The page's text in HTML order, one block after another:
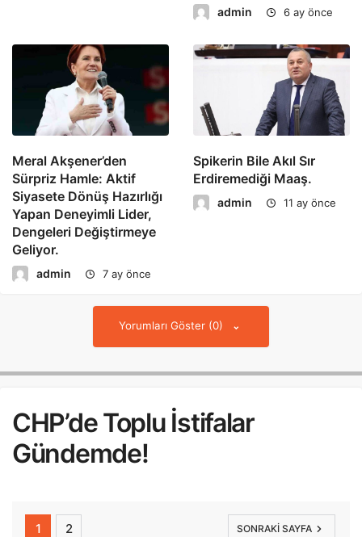
admin 6 ay önce
Meral Akşener’den
Sürpriz Hamle: Aktif
Siyasete Dönüş Hazırlığı
Yapan Deneyimli Lider,
Dengeleri Değiştirmeye
Geliyor.
admin 7 ay önce
Spikerin Bile Akıl Sır
Erdiremediği Maaş.
admin 11 ay önce
Yorumları Göster (0)
CHP’de Toplu İstifalar
Gündemde!
1 2 SONRAKI SAYFA